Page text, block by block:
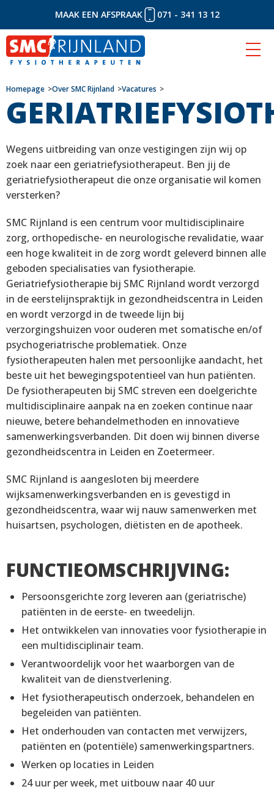
Naar
inhoud
MAAK EEN AFSPRAAK 071 - 341 13 12
Homepage Over SMC Rijnland Vacatures
Wegens uitbreiding van onze vestigingen zijn wij op
zoek naar een geriatriefysiotherapeut. Ben jij de
geriatriefysiotherapeut die onze organisatie wil komen
versterken?
SMC Rijnland is een centrum voor multidisciplinaire
zorg, orthopedische- en neurologische revalidatie, waar
een hoge kwaliteit in de zorg wordt geleverd binnen alle
geboden specialisaties van fysiotherapie.
Geriatriefysiotherapie bij SMC Rijnland wordt verzorgd
in de eerstelijnspraktijk in gezondheidscentra in Leiden
en wordt verzorgd in de tweede lijn bij
verzorgingshuizen voor ouderen met somatische en/of
psychogeriatrische problematiek. Onze
fysiotherapeuten halen met persoonlijke aandacht, het
beste uit het bewegingspotentieel van hun patiënten.
De fysiotherapeuten bij SMC streven een doelgerichte
multidisciplinaire aanpak na en zoeken continue naar
nieuwe, betere behandelmethoden en innovatieve
samenwerkingsverbanden. Dit doen wij binnen diverse
gezondheidscentra in Leiden en Zoetermeer.
SMC Rijnland is aangesloten bij meerdere
wijksamenwerkingsverbanden en is gevestigd in
gezondheidscentra, waar wij nauw samenwerken met
huisartsen, psychologen, diëtisten en de apotheek.
FUNCTIEOMSCHRIJVING:
Persoonsgerichte zorg leveren aan (geriatrische)
patiënten in de eerste- en tweedelijn.
Het ontwikkelen van innovaties voor fysiotherapie in
een multidisciplinair team.
Verantwoordelijk voor het waarborgen van de
kwaliteit van de dienstverlening.
Het fysiotherapeutisch onderzoek, behandelen en
begeleiden van patiënten.
Het onderhouden van contacten met verwijzers,
patiënten en (potentiële) samenwerkingspartners.
Werken op locaties in Leiden
24 uur per week, met uitbouw naar 40 uur